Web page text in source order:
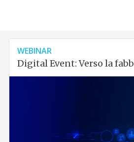
WEBINAR
Digital Event: Verso la